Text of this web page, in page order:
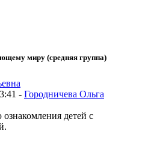
миру (средняя группа)
- Городничева Ольга
детей с